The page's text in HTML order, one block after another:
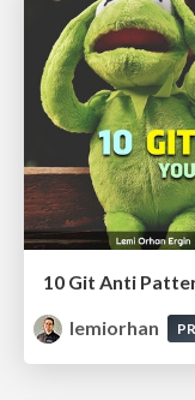
10 Git Anti
lemiorhan